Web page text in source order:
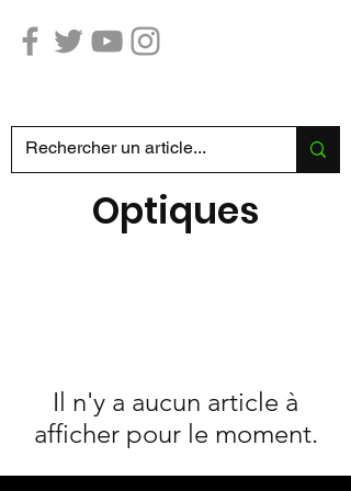
Optiques
Il n'y a aucun article à
afficher pour le moment.